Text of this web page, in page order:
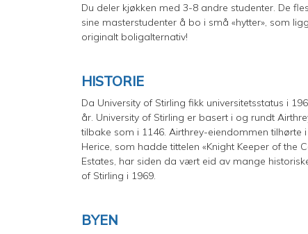
Du deler kjøkken med 3-8 andre studenter. De
sine masterstudenter å bo i små «hytter», som
originalt boligalternativ!
HISTORIE
Da University of Stirling fikk universitetsstatus i
år. University of Stirling er basert i og rundt
tilbake som i 1146. Airthrey-eiendommen tilhørte
Herice, som hadde tittelen «Knight Keeper of the
Estates, har siden da vært eid av mange
of Stirling i 1969.
BYEN